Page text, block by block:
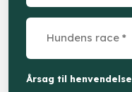
Årsag til henvendelse